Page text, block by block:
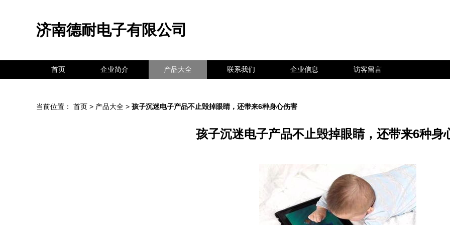
济南德耐电子有限公司
首页 企业简介 产品大全 联系我们 企业信息 访客留言
当前位置： 首页 > 产品大全 > 孩子沉迷电子产品不止毁掉眼睛，还带来6种身心伤害
孩子沉迷电子产品不止毁掉眼睛，还带来6种身